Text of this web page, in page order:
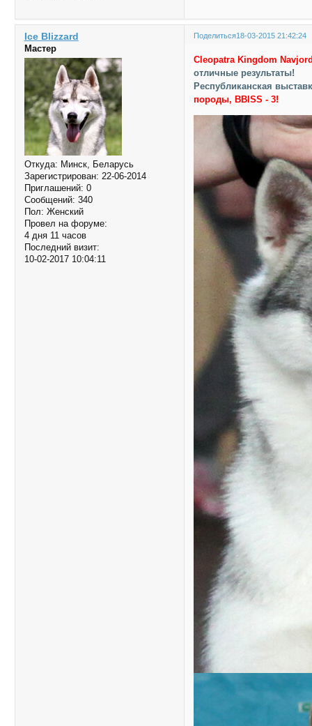
Поделиться18-03-2015 21:42:24
Ice Blizzard
Мастер
Откуда: Минск, Беларусь
Зарегистрирован: 22-06-2014
Приглашений: 0
Сообщений: 340
Пол: Женский
Провел на форуме:
4 дня 11 часов
Последний визит:
10-02-2017 10:04:11
Cleopatra Kingdom
отличные результаты!
Республиканская
породы, BBISS - 3!